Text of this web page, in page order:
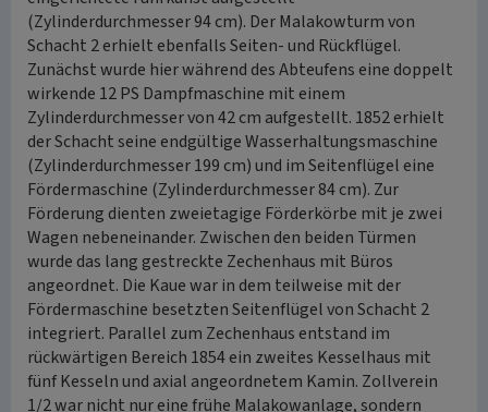
(Zylinderdurchmesser 94 cm). Der Malakowturm von
Schacht 2 erhielt ebenfalls Seiten- und Rückflügel.
Zunächst wurde hier während des Abteufens eine doppelt
wirkende 12 PS Dampfmaschine mit einem
Zylinderdurchmesser von 42 cm aufgestellt. 1852 erhielt
der Schacht seine endgültige Wasserhaltungsmaschine
(Zylinderdurchmesser 199 cm) und im Seitenflügel eine
Fördermaschine (Zylinderdurchmesser 84 cm). Zur
Förderung dienten zweietagige Förderkörbe mit je zwei
Wagen nebeneinander. Zwischen den beiden Türmen
wurde das lang gestreckte Zechenhaus mit Büros
angeordnet. Die Kaue war in dem teilweise mit der
Fördermaschine besetzten Seitenflügel von Schacht 2
integriert. Parallel zum Zechenhaus entstand im
rückwärtigen Bereich 1854 ein zweites Kesselhaus mit
fünf Kesseln und axial angeordnetem Kamin. Zollverein
1/2 war nicht nur eine frühe Malakowanlage, sondern